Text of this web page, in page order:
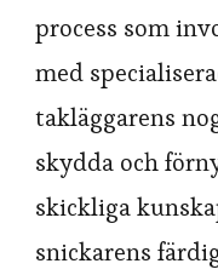
process som
med
takläggarens
skydda och
skickliga
snickarens